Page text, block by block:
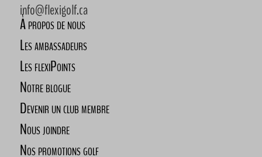
info@flexigolf.ca
À propos de nous
Les ambassadeurs
Les flexiPoints
Notre blogue
Devenir un club membre
Nous joindre
Nos promotions golf